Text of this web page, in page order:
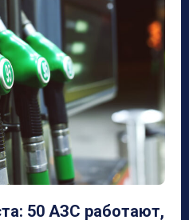
50 АЗС работают,